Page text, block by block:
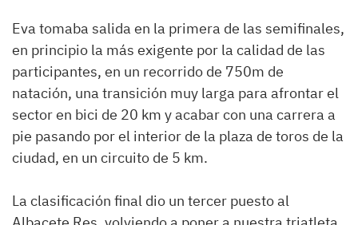
Eva tomaba salida en la primera de las semifinales,
en principio la más exigente por la calidad de las
participantes, en un recorrido de 750m de
natación, una transición muy larga para afrontar el
sector en bici de 20 km y acabar con una carrera a
pie pasando por el interior de la plaza de toros de la
ciudad, en un circuito de 5 km.
La clasificación final dio un tercer puesto al